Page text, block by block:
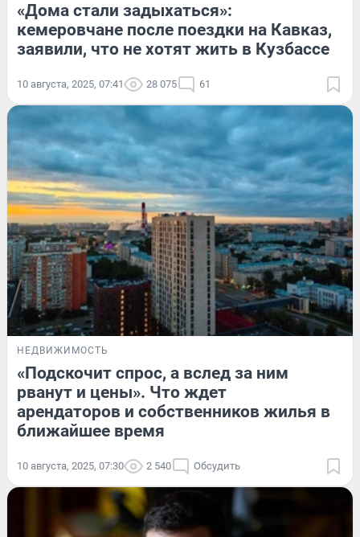
«Дома стали задыхаться»:
кемеровчане после поездки на Кавказ,
заявили, что не хотят жить в Кузбассе
10 августа, 2025, 07:41 28 075 61
НЕДВИЖИМОСТЬ
«Подскочит спрос, а вслед за ним
рванут и цены». Что ждет
арендаторов и собственников жилья в
ближайшее время
10 августа, 2025, 07:30 2 540 Обсудить